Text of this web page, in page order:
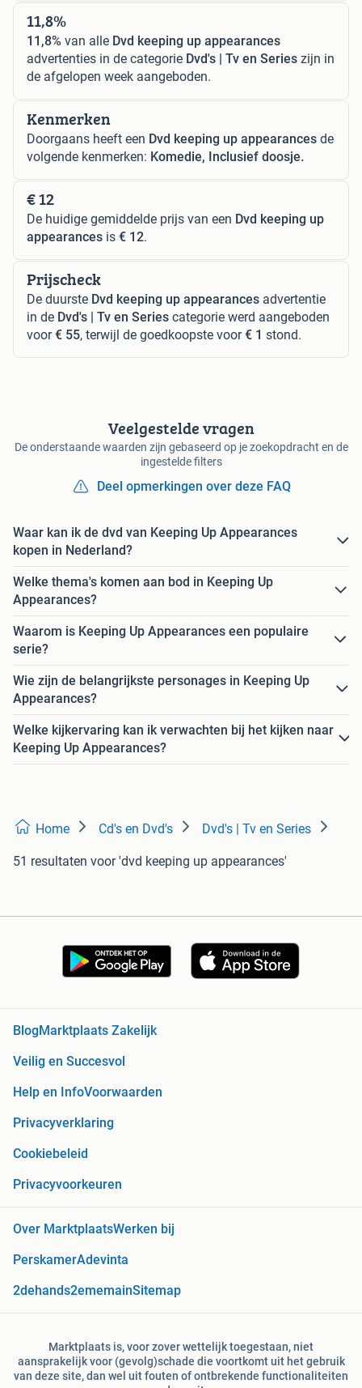
11,8%
11,8% van alle Dvd keeping up appearances
advertenties in de categorie Dvd's | Tv en Series zijn in
de afgelopen week aangeboden.
Kenmerken
Doorgaans heeft een Dvd keeping up appearances de
volgende kenmerken: Komedie, Inclusief doosje.
€ 12
De huidige gemiddelde prijs van een Dvd keeping up
appearances is € 12.
Prijscheck
De duurste Dvd keeping up appearances advertentie
in de Dvd's | Tv en Series categorie werd aangeboden
voor€ 55, terwijl de goedkoopste voor€ 1 stond.
Veelgestelde vragen
De onderstaande waarden zijn gebaseerd op je zoekopdracht en de
ingestelde filters
Deel opmerkingen over deze FAQ
Waar kan ik de dvd van Keeping Up Appearances
kopen in Nederland?
Welke thema's komen aan bod in Keeping Up
Appearances?
Waarom is Keeping Up Appearances een populaire
serie?
Wie zijn de belangrijkste personages in Keeping Up
Appearances?
Welke kijkervaring kan ik verwachten bij het kijken naar
Keeping Up Appearances?
Home Cd's en Dvd's Dvd's | Tv en Series
51 resultaten voor 'dvd keeping up appearances'
BlogMarktplaats Zakelijk
Veilig en Succesvol
Help en InfoVoorwaarden
Privacyverklaring
Cookiebeleid
Privacyvoorkeuren
Over MarktplaatsWerken bij
PerskamerAdevinta
2dehands2ememainSitemap
Marktplaats is, voor zover wettelijk toegestaan, niet
aansprakelijk voor (gevolg)schade die voortkomt uit het gebruik
van deze site, dan wel uit fouten of ontbrekende functionaliteiten